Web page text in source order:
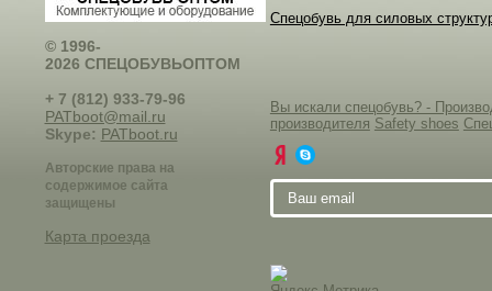
© 1996-
2026 СПЕЦОБУВЬОПТОМ
+ 7 (812) 933-79-96
PATboot@mail.ru
Skype: PATboot.ru
Авторские права на
содержимое сайта
защищены
Карта проезда
Спецобувь для силовых
Вы искали спецобувь? -
производителя Safety shoes